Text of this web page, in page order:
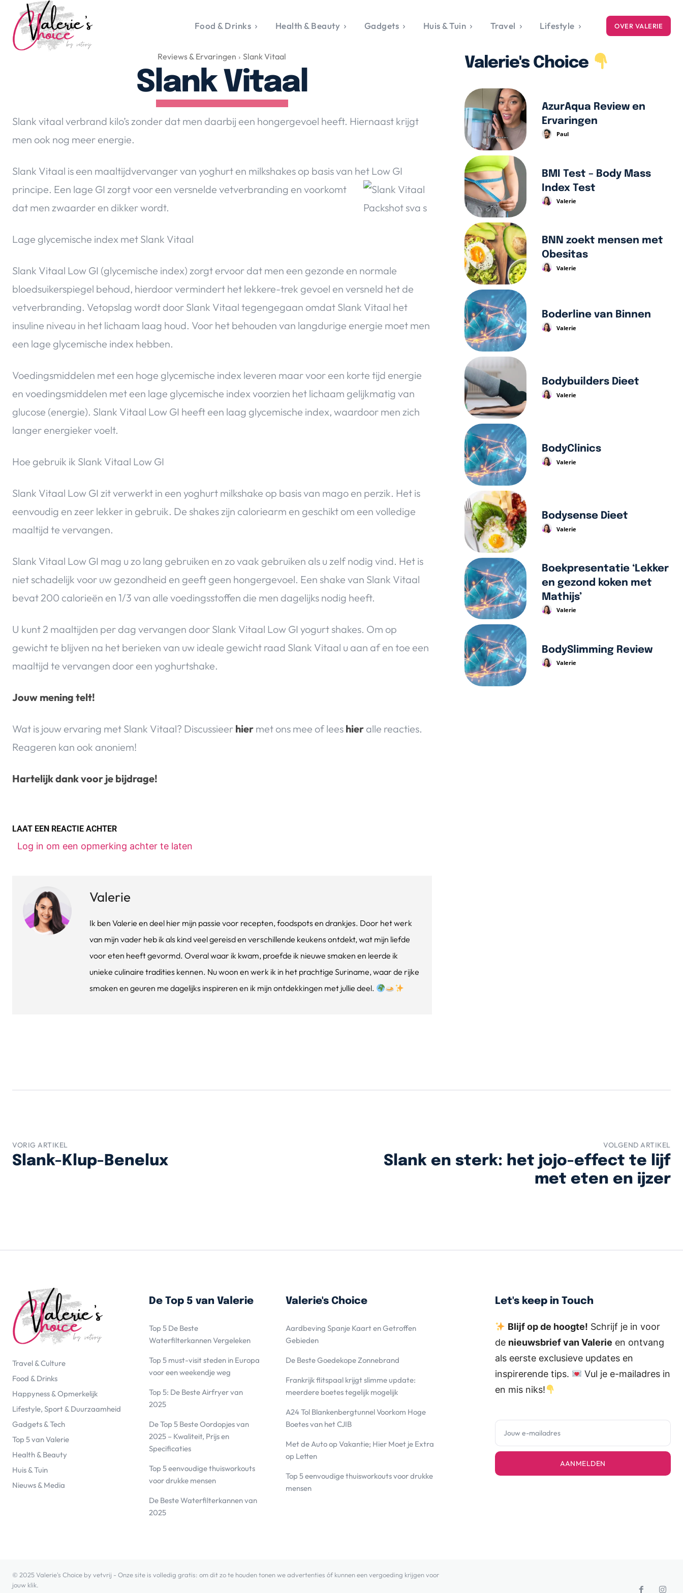
Valerie's Topics
Travel & Culture
Food & Drinks
Happyness & Opmerkelijk
Lifestyle, Sport &
Duurzaamheid
Health & Beauty
Huis & Tuin
Over Valerie
Lifestyle
Food & Drinks Health & Beauty Gadgets Huis & Tuin Travel Lifestyle OVER VALERIE
Reviews & Ervaringen Slank Vitaal
Slank Vitaal
Slank vitaal verbrand kilo’s zonder dat men daarbij een hongergevoel heeft. Hiernaast krijgt
men ook nog meer energie.
Slank Vitaal is een maaltijdvervanger van yoghurt en milkshakes op basis van het Low GI
principe. Een lage GI zorgt voor een versnelde vetverbranding en voorkomt
dat men zwaarder en dikker wordt.
Lage glycemische index met Slank Vitaal
Slank Vitaal Low GI (glycemische index) zorgt ervoor dat men een gezonde en normale
bloedsuikerspiegel behoud, hierdoor vermindert het lekkere-trek gevoel en versneld het de
vetverbranding. Vetopslag wordt door Slank Vitaal tegengegaan omdat Slank Vitaal het
insuline niveau in het lichaam laag houd. Voor het behouden van langdurige energie moet men
een lage glycemische index hebben.
Voedingsmiddelen met een hoge glycemische index leveren maar voor een korte tijd energie
en voedingsmiddelen met een lage glycemische index voorzien het lichaam gelijkmatig van
glucose (energie). Slank Vitaal Low GI heeft een laag glycemische index, waardoor men zich
langer energieker voelt.
Hoe gebruik ik Slank Vitaal Low GI
Slank Vitaal Low GI zit verwerkt in een yoghurt milkshake op basis van mago en perzik. Het is
eenvoudig en zeer lekker in gebruik. De shakes zijn caloriearm en geschikt om een volledige
maaltijd te vervangen.
Slank Vitaal Low GI mag u zo lang gebruiken en zo vaak gebruiken als u zelf nodig vind. Het is
niet schadelijk voor uw gezondheid en geeft geen hongergevoel. Een shake van Slank Vitaal
bevat 200 calorieën en 1/3 van alle voedingsstoffen die men dagelijks nodig heeft.
U kunt 2 maaltijden per dag vervangen door Slank Vitaal Low GI yogurt shakes. Om op
gewicht te blijven na het berieken van uw ideale gewicht raad Slank Vitaal u aan af en toe een
maaltijd te vervangen door een yoghurtshake.
Jouw mening telt!
Wat is jouw ervaring met Slank Vitaal? Discussieer hier met ons mee of lees hier alle reacties.
Reageren kan ook anoniem!
Hartelijk dank voor je bijdrage!
LAAT EEN REACTIE ACHTER
Log in om een opmerking achter te laten
Valerie
Ik ben Valerie en deel hier mijn passie voor recepten, foodspots en drankjes. Door het werk
van mijn vader heb ik als kind veel gereisd en verschillende keukens ontdekt, wat mijn liefde
voor eten heeft gevormd. Overal waar ik kwam, proefde ik nieuwe smaken en leerde ik
unieke culinaire tradities kennen. Nu woon en werk ik in het prachtige Suriname, waar de rijke
smaken en geuren me dagelijks inspireren en ik mijn ontdekkingen met jullie deel.
Valerie's Choice
AzurAqua Review en
Ervaringen
Paul
BMI Test – Body Mass
Index Test
Valerie
BNN zoekt mensen met
Obesitas
Valerie
Boderline van Binnen
Valerie
Bodybuilders Dieet
Valerie
BodyClinics
Valerie
Bodysense Dieet
Valerie
Boekpresentatie ‘Lekker
en gezond koken met
Mathijs’
Valerie
BodySlimming Review
Valerie
VORIG ARTIKEL
Slank-Klup-Benelux
VOLGEND ARTIKEL
Slank en sterk: het jojo-effect te lijf
met eten en ijzer
Travel & Culture
Food & Drinks
Happyness & Opmerkelijk
Lifestyle, Sport & Duurzaamheid
Gadgets & Tech
Top 5 van Valerie
Health & Beauty
Huis & Tuin
Nieuws & Media
De Top 5 van Valerie
Top 5 De Beste
Waterfilterkannen Vergeleken
Top 5 must-visit steden in Europa
voor een weekendje weg
Top 5: De Beste Airfryer van
2025
De Top 5 Beste Oordopjes van
2025 – Kwaliteit, Prijs en
Specificaties
Top 5 eenvoudige thuisworkouts
voor drukke mensen
De Beste Waterfilterkannen van
2025
Valerie's Choice
Aardbeving Spanje Kaart en Getroffen
Gebieden
De Beste Goedekope Zonnebrand
Frankrijk flitspaal krijgt slimme update:
meerdere boetes tegelijk mogelijk
A24 Tol Blankenbergtunnel Voorkom Hoge
Boetes van het CJIB
Met de Auto op Vakantie; Hier Moet je Extra
op Letten
Top 5 eenvoudige thuisworkouts voor drukke
mensen
Let's keep in Touch
Blijf op de hoogte! Schrijf je in voor
de nieuwsbrief van Valerie en ontvang
als eerste exclusieve updates en
inspirerende tips.
Vul je e-mailadres in
en mis niks!
AANMELDEN
© 2025 Valerie's Choice by vetvrij - Onze site is volledig gratis: om dit zo te houden tonen we advertenties óf kunnen een vergoeding krijgen voor
jouw klik.